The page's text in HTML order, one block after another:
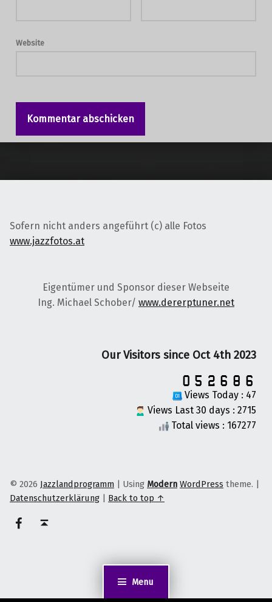
Menu
Website
Sofern nicht anders angeführt (c) alle Fotos
www.jazzfotos.at
Eigentümer und Sponsor dieser Webseite
Ing. Michael Schober/ www.dererptuner.net
Our Visitors since Oct 4th 2023
Views Today : 47
Views Last 30 days : 2715
Total views : 167277
© 2026 Jazzlandprogramm | Using Modern WordPress theme. |
Datenschutzerklärung | Back to top ↑